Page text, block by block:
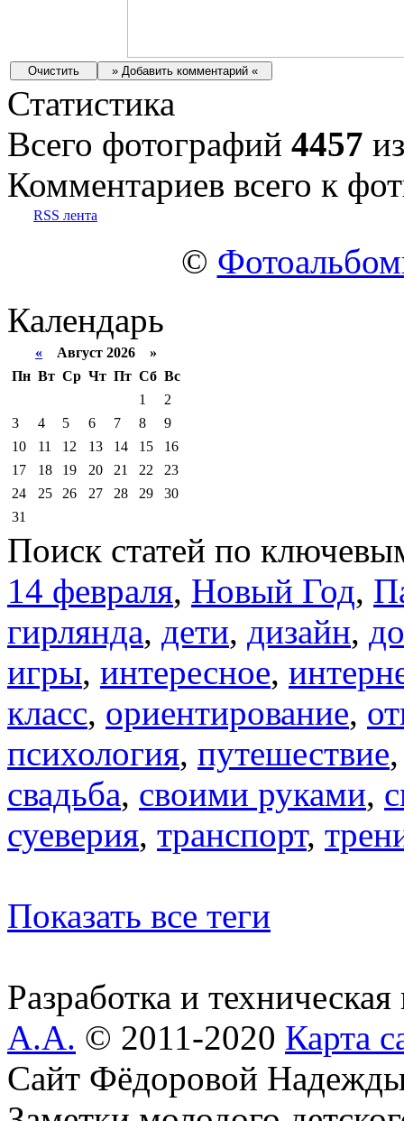
Статистика
Всего фотографий 4457
Комментариев всего к
RSS лента
©
Календарь
« Август 2026 »
Пн Вт Ср Чт Пт Сб Вс
1
2
3
4 5 6 7 8
9
10
11 12 13 14 15
16
17
18 19 20 21 22
23
24
25 26 27 28 29
30
31
Поиск статей по
14 февраля, Новый Год,
гирлянда, дети, дизайн,
игры, интересное,
класс, ориентирование,
психология, путешествие
свадьба, своими руками,
суеверия, транспорт,
Показать все теги
Разработка и
А.А. © 2011-2020 Карта
Сайт Фёдоровой